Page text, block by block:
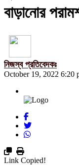
বাড়ানোর
নিজস্ব প্রতিবেদকঃ
October 19, 2022 6:20
Link Copied!